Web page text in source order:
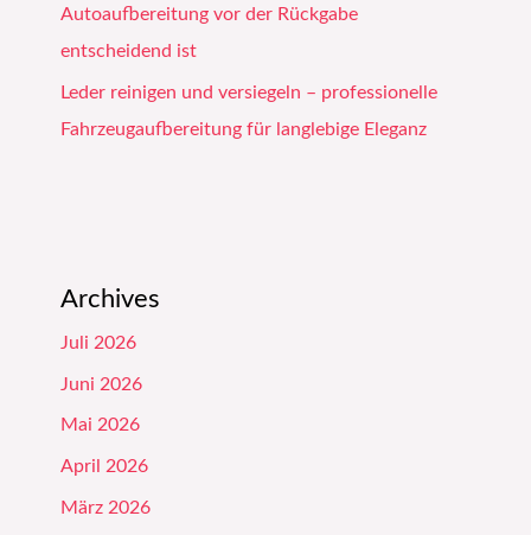
Autoaufbereitung vor der Rückgabe
entscheidend ist
Leder reinigen und versiegeln – professionelle
Fahrzeugaufbereitung für langlebige Eleganz
Archives
Juli 2026
Juni 2026
Mai 2026
April 2026
März 2026